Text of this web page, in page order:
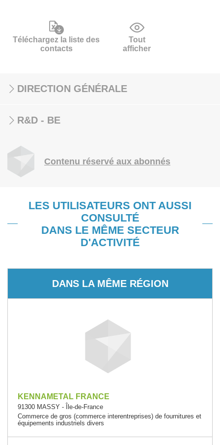
Téléchargez la liste des
contacts
Tout
afficher
DIRECTION GÉNÉRALE
R&D - BE
Contenu réservé aux abonnés
LES UTILISATEURS ONT AUSSI
CONSULTÉ
DANS LE MÊME SECTEUR
D'ACTIVITÉ
DANS LA MÊME RÉGION
KENNAMETAL FRANCE
91300 MASSY - Île-de-France
Commerce de gros (commerce interentreprises) de fournitures et
équipements industriels divers